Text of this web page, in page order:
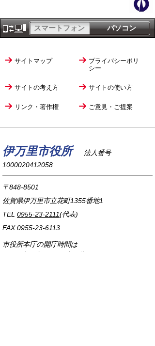
パソコン
スマートフォン
サイトマップ
プライバシーポリ
シー
サイトの考え方 サイトの使い方
リンク・著作権 ご意見・ご提案
伊万里市役所
法人番号
1000020412058
〒848-8501
佐賀県伊万里市立花町1355番地1
TEL 0955-23-2111(代表)
FAX 0955-23-6113
市役所本庁の開庁時間は